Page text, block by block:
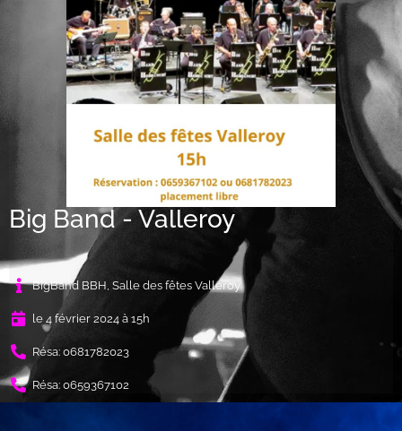
Big Band - Valleroy
BigBand BBH, Salle des fêtes Valleroy
le 4 février 2024 à 15h
Résa: 0681782023
Résa: 0659367102